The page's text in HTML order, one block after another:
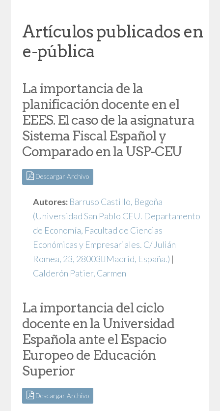
Artículos publicados en
e-pública
La importancia de la
planificación docente en el
EEES. El caso de la asignatura
Sistema Fiscal Español y
Comparado en la USP-CEU
Descargar Archivo
Autores: Barruso Castillo, Begoña
(Universidad San Pablo CEU. Departamento
de Economía, Facultad de Ciencias
Económicas y Empresariales. C/ Julián
Romea, 23, 28003Madrid, España.) |
Calderón Patier, Carmen
La importancia del ciclo
docente en la Universidad
Española ante el Espacio
Europeo de Educación
Superior
Descargar Archivo